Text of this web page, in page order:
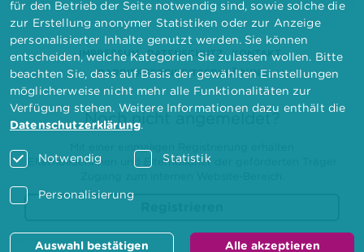
IMPRESSUM DATENSCHUTZ
KONTAKT
BARRIEREFREIHEITSERKLÄRUNG
Noch nicht angemeldet?
Elternbilderinnen und Elternbildner der geförderten Träger
für den Betrieb der Seite notwendig sind, sowie solche die
zur Erstellung anonymer Statistiken oder zur Anzeige
personalisierter Inhalte genutzt werden. Sie können
entscheiden, welche Kategorien Sie zulassen wollen. Bitte
beachten Sie, dass auf Basis der gewählten Einstellungen
möglicherweise nicht mehr alle Funktionalitäten zur
Verfügung stehen. Weitere Informationen dazu enthält die
Datenschutzerklärung.
Notwendig Statistik
Personalisierung
Auswahl bestätigen Alle akzeptieren